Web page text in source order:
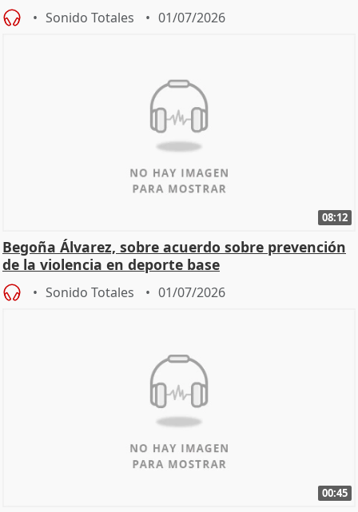
Sonido Totales 01/07/2026
08:12
Begoña Álvarez, sobre acuerdo sobre prevención
de la violencia en deporte base
Sonido Totales 01/07/2026
00:45